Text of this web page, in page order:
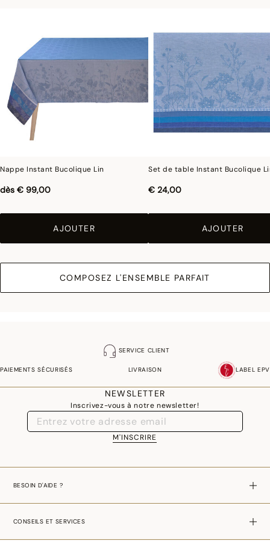
Nappe Instant Bucolique Lin
dès € 99,00
AJOUTER
Set de table Instant Bucolique
€ 24,00
AJOUTER
COMPOSEZ L'ENSEMBLE PARFAIT
SERVICE CLIENT
PAIEMENTS SÉCURISÉS LIVRAISON LABEL EPV
NEWSLETTER
Inscrivez-vous à notre newsletter!
M'INSCRIRE
BESOIN D'AIDE ?
CONSEILS ET SERVICES